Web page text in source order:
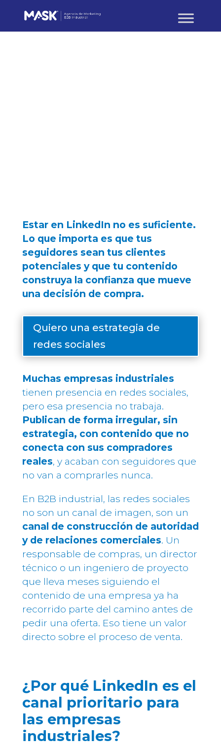
Estar en LinkedIn no es suficiente.
Lo que importa es que tus
seguidores sean tus clientes
potenciales y que tu contenido
construya la confianza que mueve
una decisión de compra.
Quiero una estrategia de
redes sociales
Muchas empresas industriales
tienen presencia en redes sociales,
pero esa presencia no trabaja.
Publican de forma irregular, sin
estrategia, con contenido que no
conecta con sus compradores
reales, y acaban con seguidores que
no van a comprarles nunca.
En B2B industrial, las redes sociales
no son un canal de imagen, son un
canal de construcción de autoridad
y de relaciones comerciales. Un
responsable de compras, un director
técnico o un ingeniero de proyecto
que lleva meses siguiendo el
contenido de una empresa ya ha
recorrido parte del camino antes de
pedir una oferta. Eso tiene un valor
directo sobre el proceso de venta.
¿Por qué LinkedIn es el
canal prioritario para
las empresas
industriales?